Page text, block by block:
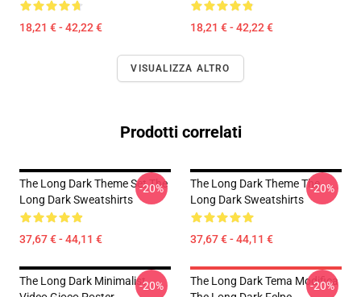
18,21 € - 42,22 € 18,21 € - 42,22 €
VISUALIZZA ALTRO
Prodotti correlati
The Long Dark Theme Set The
Long Dark Sweatshirts
37,67 € - 44,11 €
-20%
The Long Dark Theme The
Long Dark Sweatshirts
37,67 € - 44,11 €
-20%
The Long Dark Minimalist-20%
The Long Dark Tema Modifica
-20%